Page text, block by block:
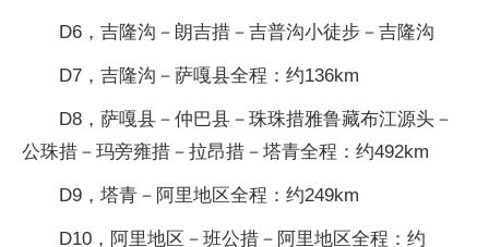
D6，吉隆沟－朗吉措－吉普沟小徒步－吉隆沟
D7，吉隆沟－萨嘎县全程：约136km
D8，萨嘎县－仲巴县－珠珠措雅鲁藏布江源头－
公珠措－玛旁雍措－拉昂措－塔青全程：约492km
D9，塔青－阿里地区全程：约249km
D10，阿里地区－班公措－阿里地区全程：约